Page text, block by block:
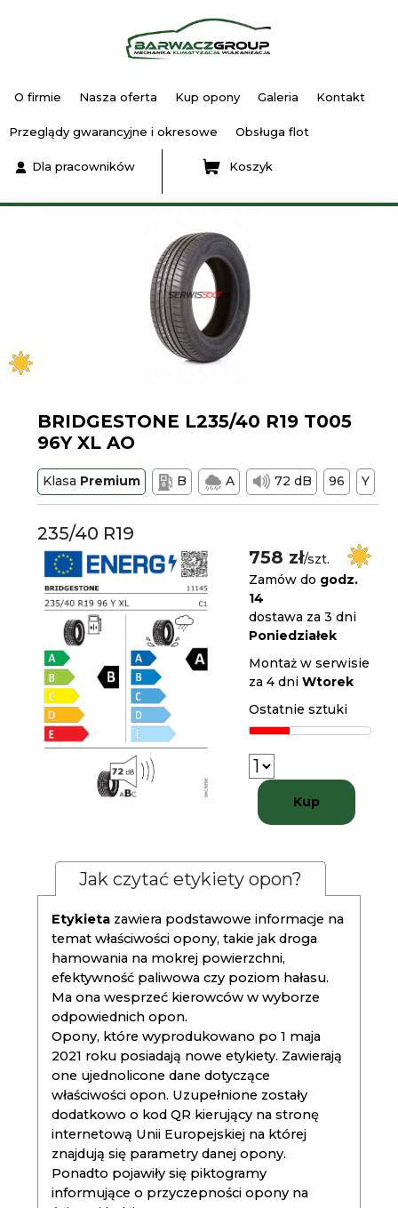
O firmie Nasza oferta Kup opony Galeria Kontakt
Przeglądy gwarancyjne i okresowe Obsługa flot
Dla pracowników Koszyk
BRIDGESTONE L235/40 R19 T005
96Y XL AO
Klasa Premium B A 72 dB 96 Y
235/40 R19
758 zł/szt.
Zamów do godz.
14
dostawa za 3 dni
Poniedziałek
Montaż w serwisie
za 4 dniWtorek
Ostatnie sztuki
Kup
Jak czytać etykiety opon?
Etykieta zawiera podstawowe informacje na
temat właściwości opony, takie jak droga
hamowania na mokrej powierzchni,
efektywność paliwowa czy poziom hałasu.
Ma ona wesprzeć kierowców w wyborze
odpowiednich opon.
Opony, które wyprodukowano po 1 maja
2021 roku posiadają nowe etykiety. Zawierają
one ujednolicone dane dotyczące
właściwości opon. Uzupełnione zostały
dodatkowo o kod QR kierujący na stronę
internetową Unii Europejskiej na której
znajdują się parametry danej opony.
Ponadto pojawiły się piktogramy
informujące o przyczepności opony na